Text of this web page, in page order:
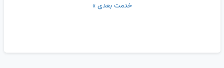
خدمت بعدی »